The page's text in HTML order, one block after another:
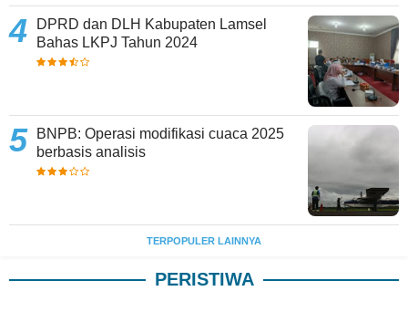
DPRD dan DLH Kabupaten Lamsel
Bahas LKPJ Tahun 2024
BNPB: Operasi modifikasi cuaca 2025
berbasis analisis
TERPOPULER LAINNYA
PERISTIWA